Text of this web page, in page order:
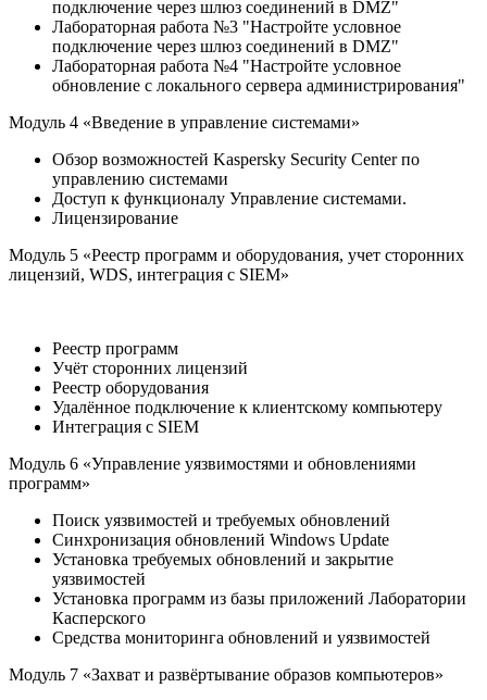
подключение через шлюз соединений в DMZ"
Лабораторная работа №3 "Настройте условное
подключение через шлюз соединений в DMZ"
Лабораторная работа №4 "Настройте условное
обновление с локального сервера администрирования"
Модуль 4 «Введение в управление системами»
Обзор возможностей Kaspersky Security Center по
управлению системами
Доступ к функционалу Управление системами.
Лицензирование
Модуль 5 «Реестр программ и оборудования, учет сторонних
лицензий, WDS, интеграция с SIEM»
Реестр программ
Учёт сторонних лицензий
Реестр оборудования
Удалённое подключение к клиентскому компьютеру
Интеграция с SIEM
Модуль 6 «Управление уязвимостями и обновлениями
программ»
Поиск уязвимостей и требуемых обновлений
Синхронизация обновлений Windows Update
Установка требуемых обновлений и закрытие
уязвимостей
Установка программ из базы приложений Лаборатории
Касперского
Средства мониторинга обновлений и уязвимостей
Модуль 7 «Захват и развёртывание образов компьютеров»